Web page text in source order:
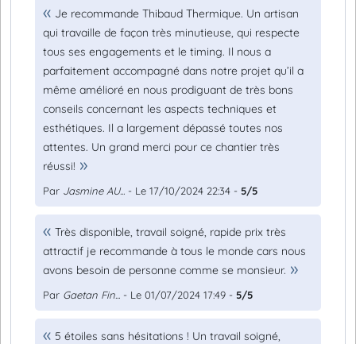
Je recommande Thibaud Thermique. Un artisan
qui travaille de façon très minutieuse, qui respecte
tous ses engagements et le timing. Il nous a
parfaitement accompagné dans notre projet qu’il a
même amélioré en nous prodiguant de très bons
conseils concernant les aspects techniques et
esthétiques. Il a largement dépassé toutes nos
attentes. Un grand merci pour ce chantier très
réussi!
Par Jasmine AU... - Le 17/10/2024 22:34 - 5/5
Très disponible, travail soigné, rapide prix très
attractif je recommande à tous le monde cars nous
avons besoin de personne comme se monsieur.
Par Gaetan Fin... - Le 01/07/2024 17:49 - 5/5
5 étoiles sans hésitations ! Un travail soigné,